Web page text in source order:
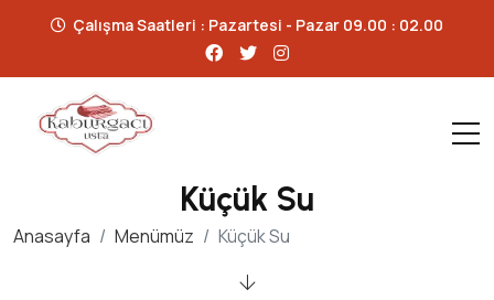
Çalışma Saatleri : Pazartesi - Pazar 09.00 : 02.00
Küçük Su
Anasayfa Menümüz Küçük Su